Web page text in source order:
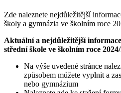
Zde naleznete nejdůležitější
školy a gymnázia ve školním roce
Aktuální a nejdůležitější
střední škole ve školním roce
Na výše uvedené stránce
způsobem můžete vyplnit a
nebo gymnázium